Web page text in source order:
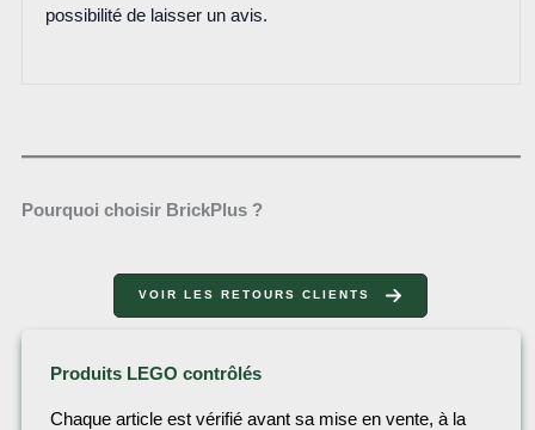
possibilité de laisser un avis.
Pourquoi choisir BrickPlus ?
VOIR LES RETOURS CLIENTS
Produits LEGO contrôlés
Chaque article est vérifié avant sa mise en vente, à la